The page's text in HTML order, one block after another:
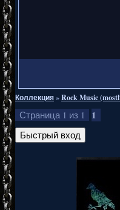
Коллекция»Rock Music
Страница 1 из 1 1